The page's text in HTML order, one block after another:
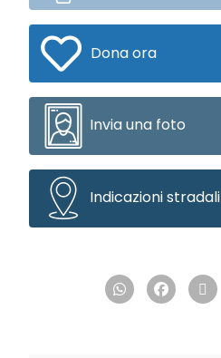
Dona ora
Invia una foto
Indicazioni stradali